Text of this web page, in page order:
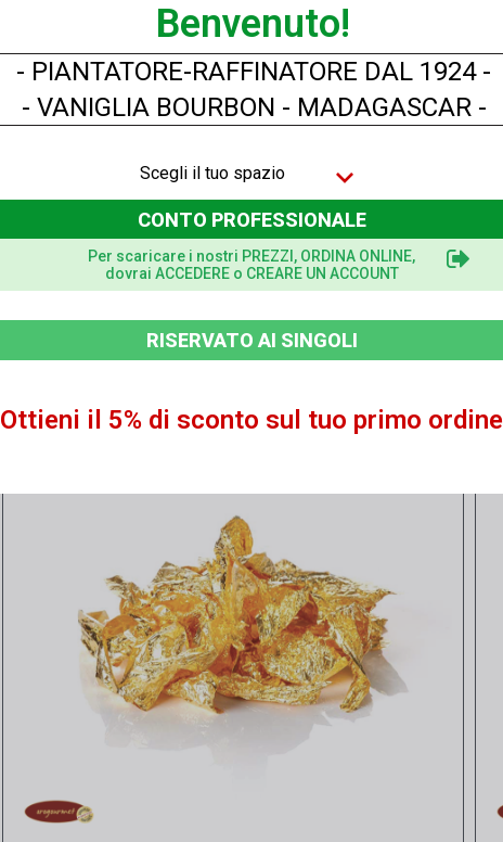
Vista rapida
Filamenti ORO 22K da 2 mm - 300 mg
Benvenuto!
- VANIGLIA BOURBON - MADAGASCAR -
- PIANTATORE-RAFFINATORE DAL 1924 -
Scegli il tuo spazio
CONTO PROFESSIONALE
RISERVATO AI SINGOLI
Per scaricare i nostri PREZZI, ORDINA ONLINE,
dovrai ACCEDERE o CREARE UN ACCOUNT
Ottieni il 5% di sconto sul tuo primo ordine